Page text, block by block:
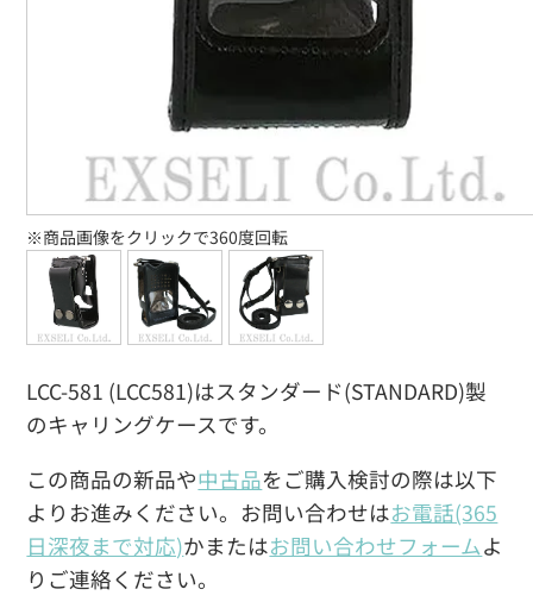
LCC-581 (LCC581)はスタンダード(STANDARD)製
のキャリングケースです。
この商品の新品や中古品をご購入検討の際は以下
よりお進みください。お問い合わせはお電話(365
日深夜まで対応)かまたはお問い合わせフォームよ
りご連絡ください。
※商品画像をクリックで360度回転